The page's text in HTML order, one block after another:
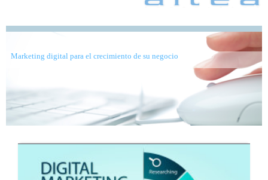
Marketing digital para el crecimiento de su negocio